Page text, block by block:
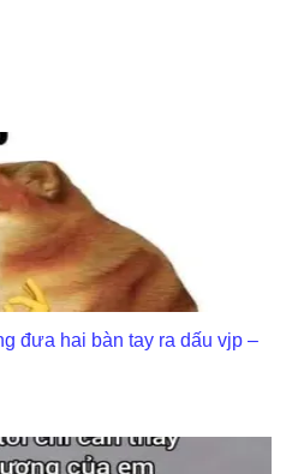
đưa hai bàn tay ra dấu vjp –